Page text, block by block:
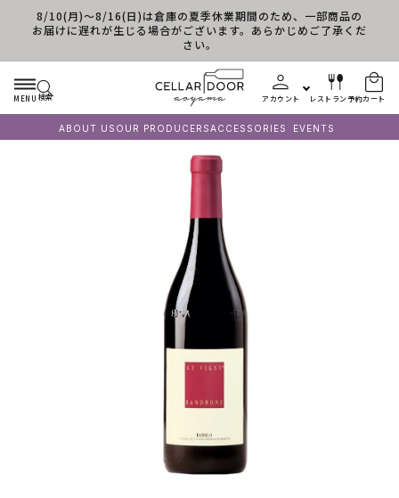
コンテンツに進む
8/10(月)～8/16(日)は倉庫の夏季休業期間のため、一部商品の
お届けに遅れが生じる場合がございます。あらかじめご了承くだ
さい。
MENU 検索 アカウント レストラン予約カート
ABOUT US OUR PRODUCERSACCESSORIES EVENTS